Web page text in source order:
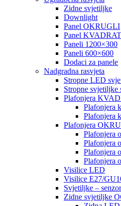
Zidne svjetiljke
Downlight
Panel OKRUGLI
Panel
Paneli 1200×300
Paneli 600×600
Dodaci za panele
Nadgradna rasvjeta
Stropne LED
Stropne svjetiljke
Plafonjera
Plafonjera
Plafonjera
Plafonjera
Plafonjera
Plafonjera
Plafonjera
Plafonjera
Visilice LED
Visilice E27/
Svjetiljke – senzor
Zidne svjetiljke